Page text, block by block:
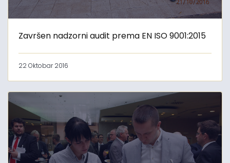
Završen nadzorni audit prema EN ISO 9001:2015
22 Oktobar 2016